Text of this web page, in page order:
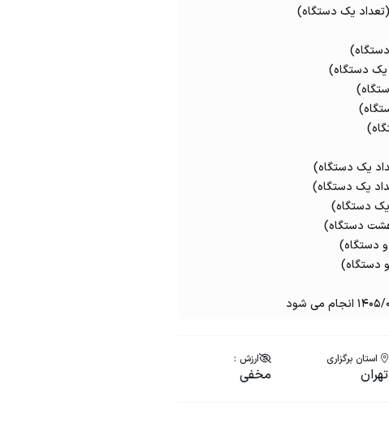
استان برگزاری
تهران
ارزش :
مخفی